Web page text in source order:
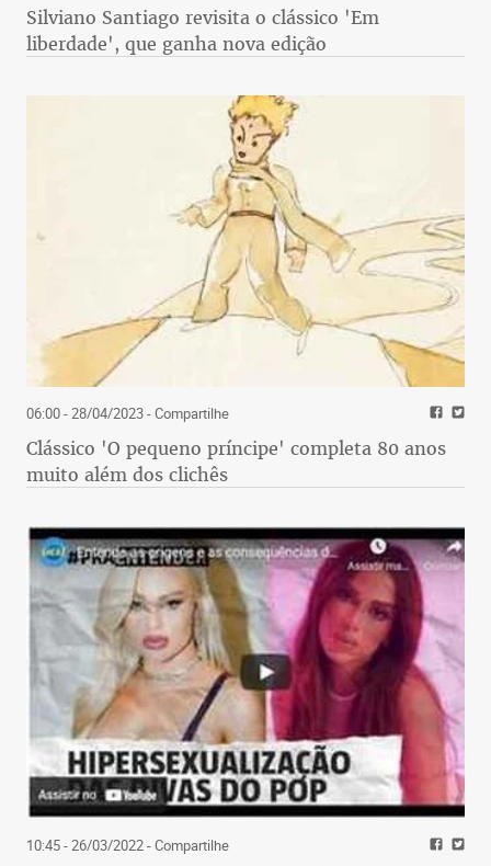
Silviano Santiago revisita o clássico 'Em
liberdade', que ganha nova edição
06:00 - 28/04/2023- Compartilhe
Clássico 'O pequeno príncipe' completa 80 anos
muito além dos clichês
10:45 - 26/03/2022- Compartilhe